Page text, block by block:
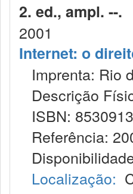
2. ed., ampl. --.
2001
Internet: o
Imprenta: Rio
Descrição
ISBN:
Referência:
Localização: